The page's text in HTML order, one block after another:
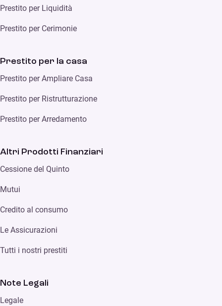
Prestito per Liquidità
Prestito per Cerimonie
Prestito per la casa
Prestito per Ampliare Casa
Prestito per Ristrutturazione
Prestito per Arredamento
Altri Prodotti Finanziari
Cessione del Quinto
Mutui
Credito al consumo
Le Assicurazioni
Tutti i nostri prestiti
Note Legali
Legale